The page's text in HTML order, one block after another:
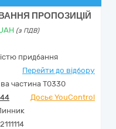
ПРОПОЗИЦІЙ
(з ПДВ)
придбання
Перейти до відбору
частина Т0330
Досьє YouControl